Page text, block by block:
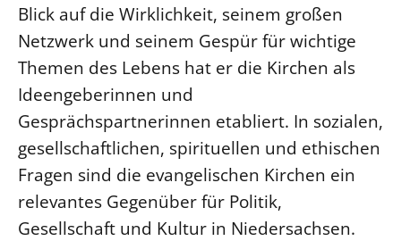
Blick auf die Wirklichkeit, seinem großen
Netzwerk und seinem Gespür für wichtige
Themen des Lebens hat er die Kirchen als
Ideengeberinnen und
Gesprächspartnerinnen etabliert. In sozialen,
gesellschaftlichen, spirituellen und ethischen
Fragen sind die evangelischen Kirchen ein
relevantes Gegenüber für Politik,
Gesellschaft und Kultur in Niedersachsen.